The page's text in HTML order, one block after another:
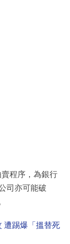
程序，為銀行
司亦可能破
遭踢爆「搵替死